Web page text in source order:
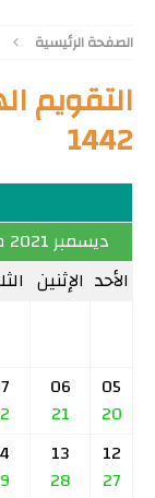
الصفحة الرئيسية
التقويم
1442
ديسمبر 2021 م
الأحد الإثنين
05
20
06
21
12
27
13
28